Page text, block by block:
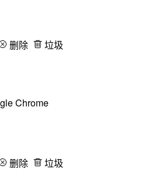
删除 垃圾
Chrome
删除 垃圾